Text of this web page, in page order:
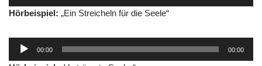
Hörbeispiel: „Ein Streicheln für die Seele“
Audio-
00:00 00:00